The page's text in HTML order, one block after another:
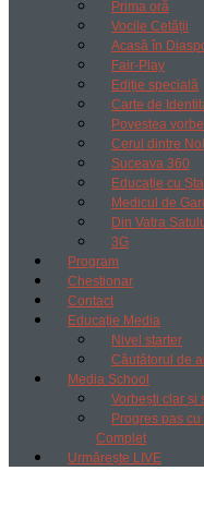
Prima oră
Vocile Cetății
Acasă în
Fair-Play
Ediție specială
Carte de
Povestea
Cerul dintre Noi
Suceava 360
Educație cu
Medicul de
Din Vatra
3G
Program
Chestionar
Contact
Educație Media
Nivel starter
Căutătorul de
Media School
Vorbești clar și
Progres pas
Complet
Urmărește LIVE